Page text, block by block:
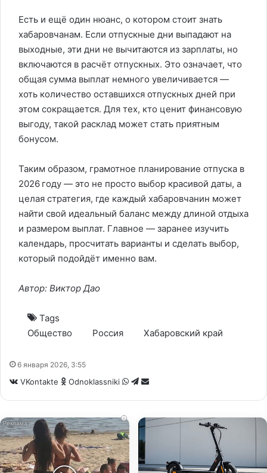
Есть и ещё один нюанс, о котором стоит знать
хабаровчанам. Если отпускные дни выпадают на
выходные, эти дни не вычитаются из зарплаты, но
включаются в расчёт отпускных. Это означает, что
общая сумма выплат немного увеличивается —
хоть количество оставшихся отпускных дней при
этом сокращается. Для тех, кто ценит финансовую
выгоду, такой расклад может стать приятным
бонусом.
Таким образом, грамотное планирование отпуска в
2026 году — это не просто выбор красивой даты, а
целая стратегия, где каждый хабаровчанин может
найти свой идеальный баланс между длиной отдыха
и размером выплат. Главное — заранее изучить
календарь, просчитать варианты и сделать выбор,
который подойдёт именно вам.
Автор: Виктор Дао
Tags
Общество
Россия Хабаровский край
6 января 2026, 3:55
VKontakte Odnoklassniki WhatsApp
Telegram
Share
i